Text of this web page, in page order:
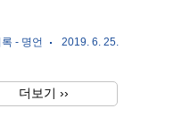
- 명언 2019. 6. 25.
더보기 ››